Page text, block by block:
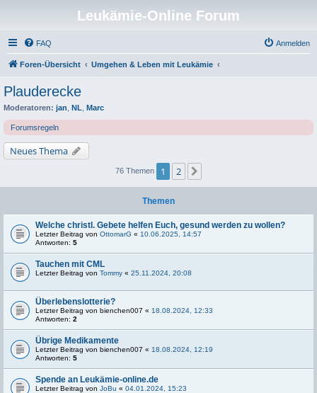
Leukämie-Online Forum
FAQ Anmelden
Foren-Übersicht Umgehen & Leben mit Leukämie
Plauderecke
Moderatoren: jan NL Marc
Forumsregeln
Neues Thema
76 Themen 1 2
Themen
Welche christl. Gebete helfen Euch, gesund werden zu wollen?
Letzter Beitrag von OttomarG « 10.06.2025, 14:57
Antworten: 5
Tauchen mit CML
Letzter Beitrag von Tommy « 25.11.2024, 20:08
Überlebenslotterie?
Letzter Beitrag von bienchen007 « 18.08.2024, 12:33
Antworten: 2
Übrige Medikamente
Letzter Beitrag von bienchen007 « 18.08.2024, 12:19
Antworten: 5
Spende an Leukämie-online.de
Letzter Beitrag von JoBu « 04.01.2024, 15:23